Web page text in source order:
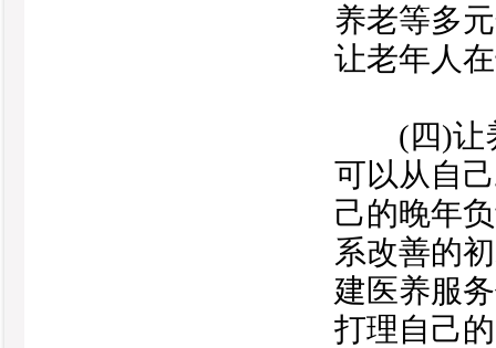
养老等多
让老年人
(四)让养
可以从自
己的晚年
系改善的
建医养服
打理自己